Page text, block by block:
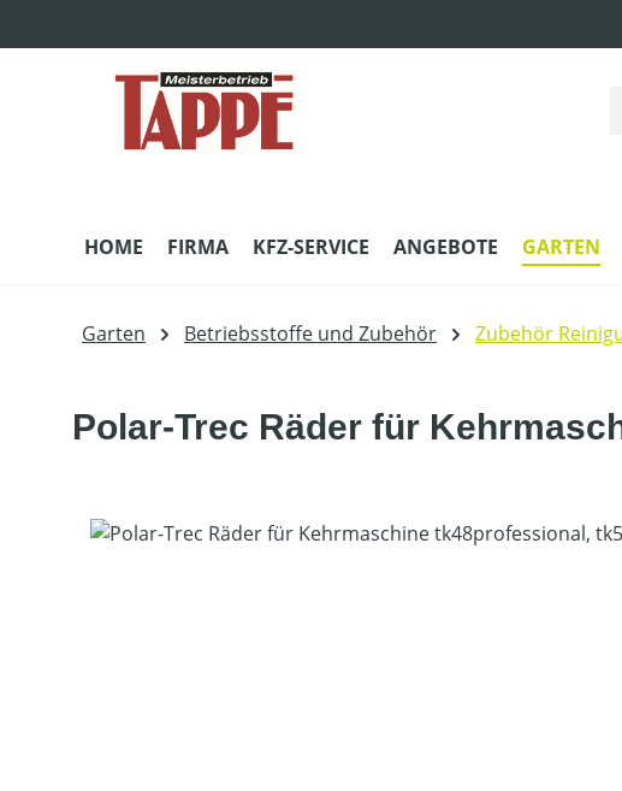
HOME FIRMA KFZ-SERVICE ANGEBOTE GARTEN
Garten Betriebsstoffe und Zubehör Zubehör
Polar-Trec Räder für
Bildergalerie überspringen